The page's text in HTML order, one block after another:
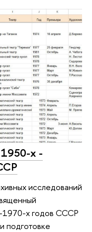
х -
исследований
1970-х годов СССР
подготовке